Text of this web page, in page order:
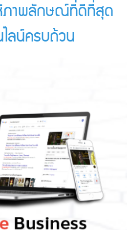
ห้ภาพลักษณ์ที่ดีที่สุด
ลน์ครบถ้วน